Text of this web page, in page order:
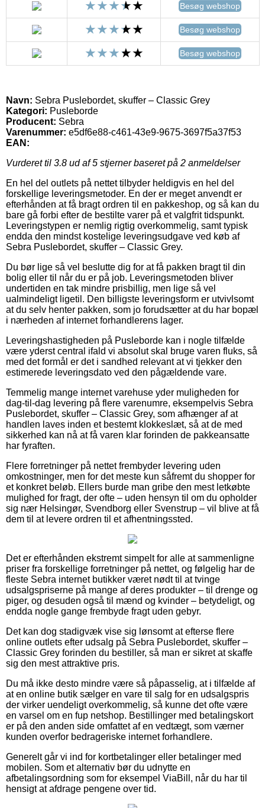
Besøg webshop
Besøg webshop
Besøg webshop
Navn: Sebra Puslebordet, skuffer – Classic Grey
Kategori: Pusleborde
Producent: Sebra
Varenummer: e5df6e88-c461-43e9-9675-3697f5a37f53
EAN:
Vurderet til 3.8 ud af 5 stjerner baseret på 2 anmeldelser
En hel del outlets på nettet tilbyder heldigvis en hel del
forskellige leveringsmetoder. En der er meget anvendt er
efterhånden at få bragt ordren til en pakkeshop, og så kan du
bare gå forbi efter de bestilte varer på et valgfrit tidspunkt.
Leveringstypen er nemlig rigtig overkommelig, samt typisk
endda den mindst kostelige leveringsudgave ved køb af
Sebra Puslebordet, skuffer – Classic Grey.
Du bør lige så vel beslutte dig for at få pakken bragt til din
bolig eller til når du er på job. Leveringsmetoden bliver
undertiden en tak mindre prisbillig, men lige så vel
ualmindeligt ligetil. Den billigste leveringsform er utvivlsomt
at du selv henter pakken, som jo forudsætter at du har bopæl
i nærheden af internet forhandlerens lager.
Leveringshastigheden på Pusleborde kan i nogle tilfælde
være yderst central ifald vi absolut skal bruge varen fluks, så
med det formål er det i sandhed relevant at vi tjekker den
estimerede leveringsdato ved den pågældende vare.
Temmelig mange internet varehuse yder muligheden for
dag-til-dag levering på flere varenumre, eksempelvis Sebra
Puslebordet, skuffer – Classic Grey, som afhænger af at
handlen laves inden et bestemt klokkeslæt, så at de med
sikkerhed kan nå at få varen klar forinden de pakkeansatte
har fyraften.
Flere forretninger på nettet frembyder levering uden
omkostninger, men for det meste kun såfremt du shopper for
et konkret beløb. Ellers burde man gribe den mest letkøbte
mulighed for fragt, der ofte – uden hensyn til om du opholder
sig nær Helsingør, Svendborg eller Svenstrup – vil blive at få
dem til at levere ordren til et afhentningssted.
Det er efterhånden ekstremt simpelt for alle at sammenligne
priser fra forskellige forretninger på nettet, og følgelig har de
fleste Sebra internet butikker været nødt til at tvinge
udsalgspriserne på mange af deres produkter – til drenge og
piger, og desuden også til mænd og kvinder – betydeligt, og
endda nogle gange frembyde fragt uden gebyr.
Det kan dog stadigvæk vise sig lønsomt at efterse flere
online outlets efter udsalg på Sebra Puslebordet, skuffer –
Classic Grey forinden du bestiller, så man er sikret at skaffe
sig den mest attraktive pris.
Du må ikke desto mindre være så påpasselig, at i tilfælde af
at en online butik sælger en vare til salg for en udsalgspris
der virker uendeligt overkommelig, så kunne det ofte være
en varsel om en fup netshop. Bestillinger med betalingskort
er på den anden side omfattet af en vedtægt, som værner
kunden overfor bedrageriske internet forhandlere.
Generelt går vi ind for kortbetalinger eller betalinger med
mobilen. Som et alternativ bør du udnytte en
afbetalingsordning som for eksempel ViaBill, når du har til
hensigt at afdrage pengene over tid.